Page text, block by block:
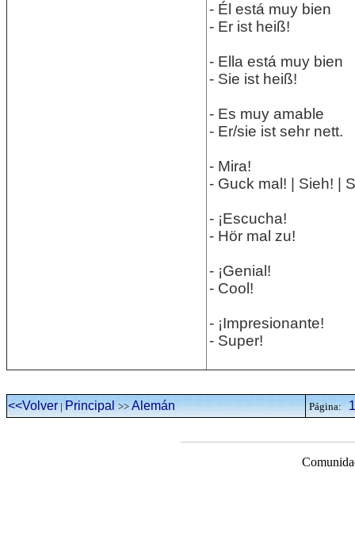
- Él está muy bien
- Er ist heiß!
- Ella está muy bien
- Sie ist heiß!
- Es muy amable
- Er/sie ist sehr nett.
- Mira!
- Guck mal! | Sieh! |
- ¡Escucha!
- Hör mal zu!
- ¡Genial!
- Cool!
- ¡Impresionante!
- Super!
<<Volver|Principal >>Alemán Página:1